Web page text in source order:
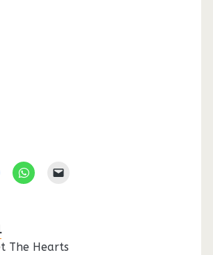
The Hearts